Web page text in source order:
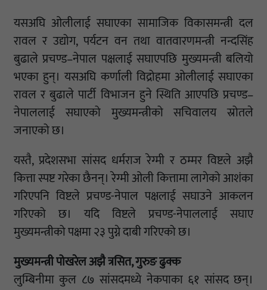
यसअघि ओलीलाई सघाएका सामाजिक विकासमन्त्री दल
रावल र उद्योग, पर्यटन वन तथा वातवारणमन्त्री नन्दसिंह
बुढाले प्रचण्ड–नेपाल पक्षलाई सघाएपछि मुख्यमन्त्री बलियो
भएका हुन्। यसअघि कर्णाली विद्रोहमा ओलीलाई सघाएका
रावल र बुढाले पार्टी विभाजन हुने स्थिति आएपछि प्रचण्ड–
नेपाललाई सघाएको मुख्यमन्त्रीको सचिवालय स्रोतले
जनाएको छ।
यस्तै, प्रदेशसभा सांसद धर्मराज रेग्मी र ठम्मर विष्टले अझै
कित्ता स्पष्ट गरेका छैनन्। रेग्मी ओली कित्तामा लागेको आशंका
गरिएपनि विष्टले प्रचण्ड-नेपाल पक्षलाई सघाउने आकलन
गरिएको छ। यदि विष्टले प्रचण्ड-नेपाललाई सघाए
मुख्यमन्त्रीको पक्षमा २३ पुग्ने दाबी गरिएको छ।
मुख्यमन्त्री पोखरेल अझै त्रसित, गुरुङ ढुक्क
लुम्बिनीमा कुल ८७ सांसदमध्ये नेकपाका ६१ सांसद छन्।